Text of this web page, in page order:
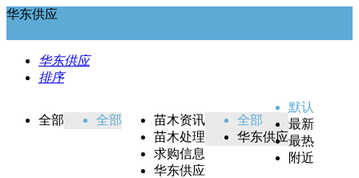
华东供应
华东供应
排序
全部 全部
苗木资讯
苗木处理
求购信息
华东供应
全部
华东供应
默认
最新
最热
附近